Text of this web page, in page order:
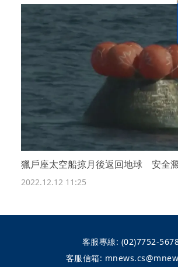
漢光42演習
獵戶座太空船掠月後返回地球 安全
2022.12.12 11:25
客服專線: (02)7752-
客服信箱: